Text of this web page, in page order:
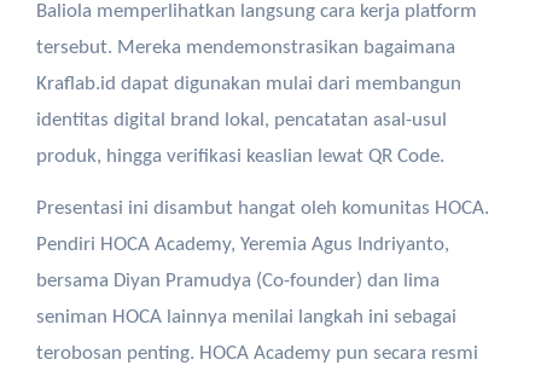
Baliola memperlihatkan langsung cara kerja platform
tersebut. Mereka mendemonstrasikan bagaimana
Kraflab.id dapat digunakan mulai dari membangun
identitas digital brand lokal , pencatatan asal-usul
produk, hingga verifikasi keaslian lewatQR Code.
Presentasi ini disambut hangatoleh komunitas HOCA.
Pendiri HOCA Academy, Yeremia Agus Indriyanto,
bersama Diyan Pramudya (Co-founder) dan lima
seniman HOCA lainnya menilai langkah ini sebagai
terobosan penting. HOCAAcademy pun secara resmi